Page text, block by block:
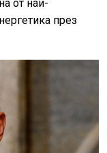
от най-
през